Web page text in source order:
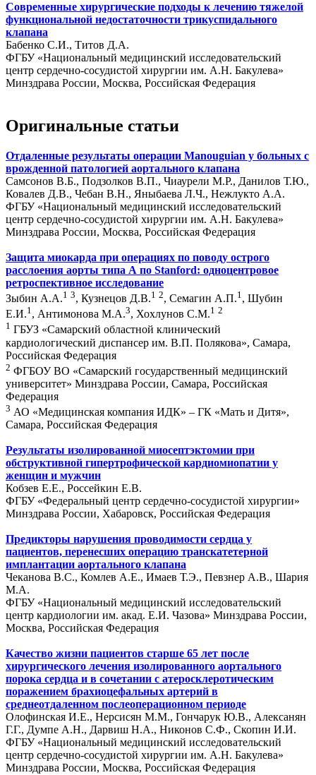
Современные хирургические подходы к лечению тяжелой
функциональной недостаточности трикуспидального
клапана
Бабенко С.И., Титов Д.А.
ФГБУ «Национальный медицинский исследовательский
центр сердечно-сосудистой хирургии им. А.Н. Бакулева»
Минздрава России, Москва, Российская Федерация
Оригинальные статьи
Отдаленные результаты операции Manouguian у больных с
врожденной патологией аортального клапана
Самсонов В.Б., Подзолков В.П., Чиаурели М.Р., Данилов Т.Ю.,
Ковалев Д.В., Чебан В.Н., Яныбаева Л.Ч., Нежлукто А.А.
ФГБУ «Национальный медицинский исследовательский
центр сердечно-сосудистой хирургии им. А.Н. Бакулева»
Минздрава России, Москва, Российская Федерация
Защита миокарда при операциях по поводу острого
расслоения аорты типа А по Stanford: одноцентровое
ретроспективное исследование
Зыбин А.А.1 3, Кузнецов Д.В.1 2, Семагин А.П.1 , Шубин
Е.И.1, Антимонова М.А.3, Хохлунов С.М.1 2
1 ГБУЗ «Самарский областной клинический
кардиологический диспансер им. В.П. Полякова», Самара,
Российская Федерация
2 ФГБОУ ВО «Самарский государственный медицинский
университет» Минздрава России, Самара, Российская
Федерация
3 АО «Медицинская компания ИДК» – ГК «Мать и Дитя»,
Самара, Российская Федерация
Результаты изолированной миосептэктомии при
обструктивной гипертрофической кардиомиопатии у
женщин и мужчин
Кобзев Е.Е., Россейкин Е.В.
ФГБУ «Федеральный центр сердечно-сосудистой хирургии»
Минздрава России, Хабаровск, Российская Федерация
Предикторы нарушения проводимости сердца у
пациентов, перенесших операцию транскатетерной
имплантации аортального клапана
Чеканова В.С., Комлев А.Е., Имаев Т.Э., Певзнер А.В., Шария
М.А.
ФГБУ «Национальный медицинский исследовательский
центр кардиологии им. акад. Е.И. Чазова» Минздрава России,
Москва, Российская Федерация
Качество жизни пациентов старше 65 лет после
хирургического лечения изолированного аортального
порока сердца и в сочетании с атеросклеротическим
поражением брахиоцефальных артерий в
среднеотдаленном послеоперационном периоде
Олофинская И.Е., Нерсисян М.М., Гончарук Ю.В., Алексанян
Г.Г., Думпе А.Н., Дарвиш Н.А., Никонов С.Ф., Cкопин И.И.
ФГБУ «Национальный медицинский исследовательский
центр сердечно-сосудистой хирургии им. А.Н. Бакулева»
Минздрава России, Москва, Российская Федерация